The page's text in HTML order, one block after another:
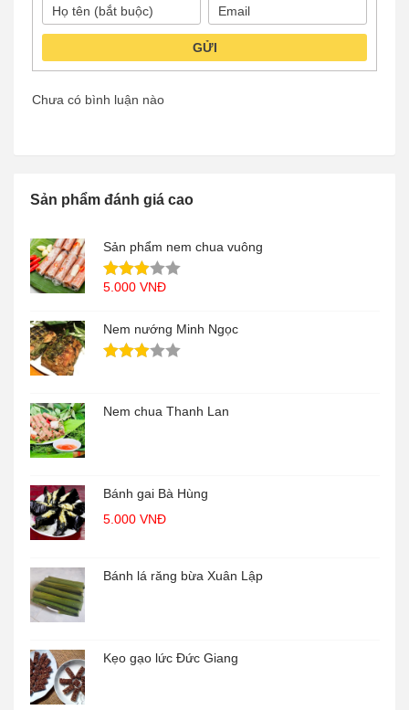
GỬI
Chưa có bình luận nào
Sản phẩm đánh giá cao
Sản phẩm nem chua vuông
5.000 VNĐ
Nem nướng Minh Ngọc
Nem chua Thanh Lan
Bánh gai Bà Hùng
5.000 VNĐ
Bánh lá răng bừa Xuân Lập
Kẹo gạo lức Đức Giang